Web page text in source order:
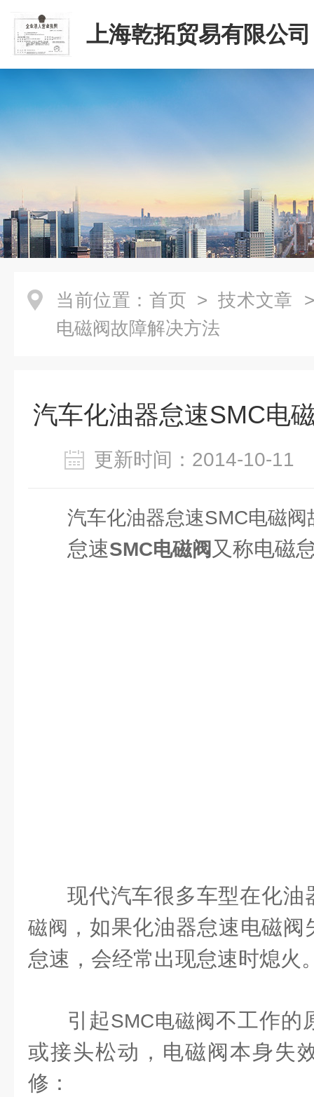
上海乾拓贸易有限公司
当前位置： 首页 > 技术文章
电磁阀故障解决方法
汽车化油器怠速SMC电
更新时间：2014-10-
汽车化油器怠速SMC电磁阀
怠速SMC电磁阀 又称电磁
现代汽车很多车型在化油
磁阀 ，如果化油器怠速电磁
怠速，会经常出现怠速时熄火
引起SMC电磁阀不工作的
或接头松动，电磁阀本身失
修：